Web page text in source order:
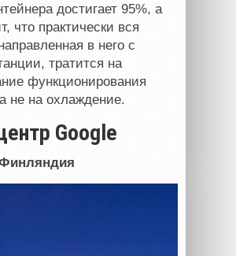
достигает 95%, а
что практически вся
в него с
тратится на
функционирования
не на охлаждение.
Google